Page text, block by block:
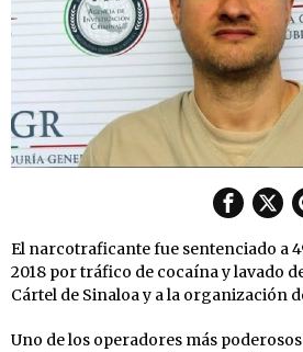
El narcotraficante fue sentenciado a
2018 por tráfico de cocaína y lavado
Cártel de Sinaloa y a la organización
Uno de los operadores más